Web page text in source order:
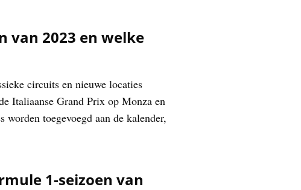
van 2023 en welke
circuits en nieuwe locaties
Italiaanse Grand Prix op Monza en
toegevoegd aan de kalender,
1-seizoen van